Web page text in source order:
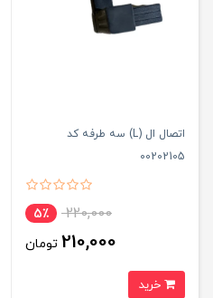
اتصال ال (L) سه طرفه کد
00202105
220,000 5٪
210,000 تومان